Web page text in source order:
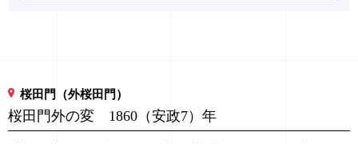
桜田門（外桜田門）
桜田門外の変 1860（安政7）年